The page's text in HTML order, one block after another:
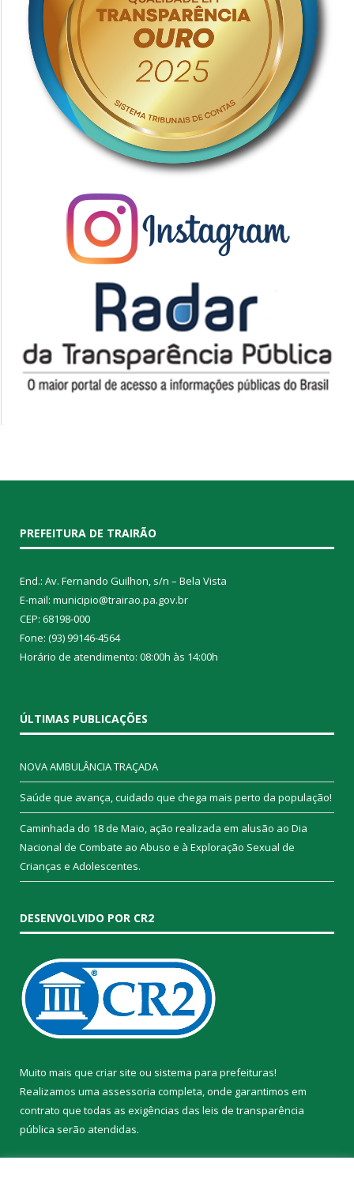
PREFEITURA DE TRAIRÃO
End.: Av. Fernando Guilhon, s/n – Bela Vista
E-mail: municipio@trairao.pa.gov.br
CEP: 68198-000
Fone: (93) 99146-4564
Horário de atendimento: 08:00h às 14:00h
ÚLTIMAS PUBLICAÇÕES
NOVA AMBULÂNCIA TRAÇADA
Saúde que avança, cuidado que chega mais perto da população!
Caminhada do 18 de Maio, ação realizada em alusão ao Dia
Nacional de Combate ao Abuso e à Exploração Sexual de
Crianças e Adolescentes.
DESENVOLVIDO POR CR2
Muito mais que criar site ou sistema para prefeituras!
Realizamos uma assessoria completa, onde garantimos em
contrato que todas as exigências das leis de transparência
pública serão atendidas.